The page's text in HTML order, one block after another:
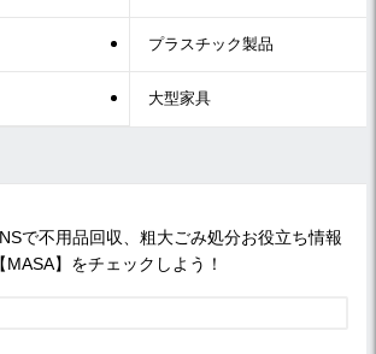
プラスチック製品
大型家具
で不用品回収、粗大ごみ処分お役立ち情報
【MASA】をチェックしよう！